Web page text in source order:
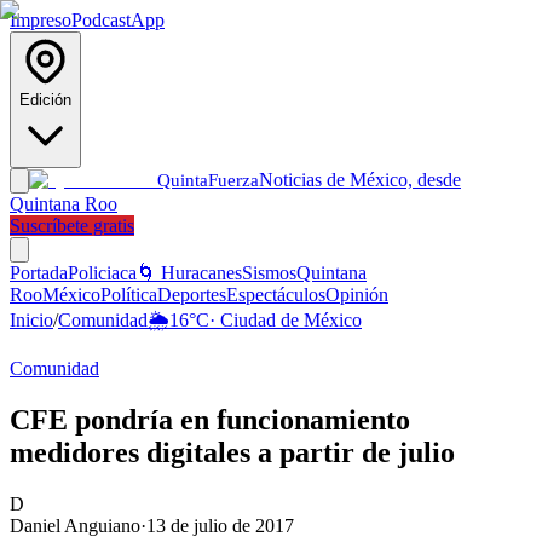
ImpresoPodcastApp
Edición
QuintaFuerzaNoticias de México, desde
Quintana Roo
Suscríbete gratis
PortadaPoliciaca 🌀 HuracanesSismosQuintana
RooMéxicoPolíticaDeportesEspectáculosOpinión
Inicio/Comunidad🌦️16°C· Ciudad de México
Comunidad
CFE pondría en funcionamiento
medidores digitales a partir de julio
D
Daniel Anguiano·13 de julio de 2017